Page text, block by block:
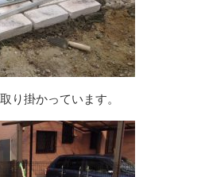
り掛かっています。